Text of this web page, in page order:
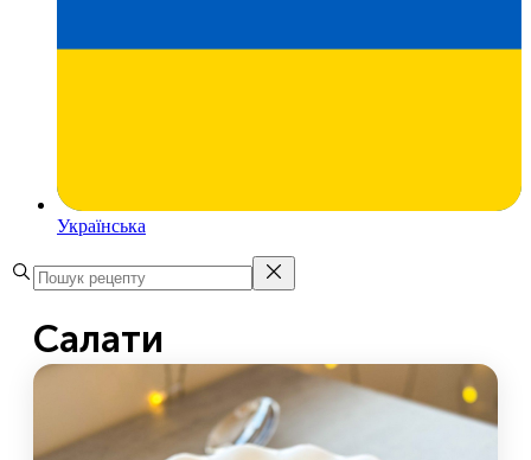
Українська
Салати